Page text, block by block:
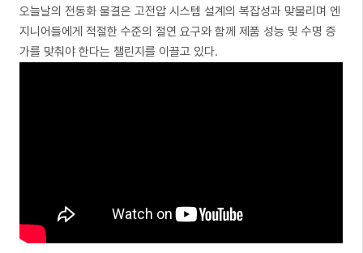
오늘날의 전동화 물결은 고전압 시스템 설계의 복잡성과 맞물리며 엔
지니어들에게 적절한 수준의 절연 요구와 함께 제품 성능 및 수명 증
가를 맞춰야 한다는 챌린지를 이끌고 있다.